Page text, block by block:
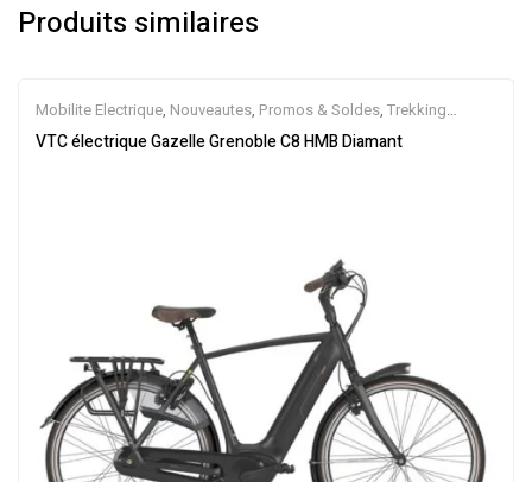
Produits similaires
Mobilite Electrique, Nouveautes, Promos & Soldes, Trekking
électrique,Vélo électrique ville,Velos Electriques,VTC Electrique
VTC électrique Gazelle Grenoble C8 HMB Diamant